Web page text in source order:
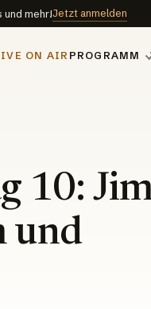
und mehr!Jetzt anmelden
ON AIR PROGRAMM
10:
und